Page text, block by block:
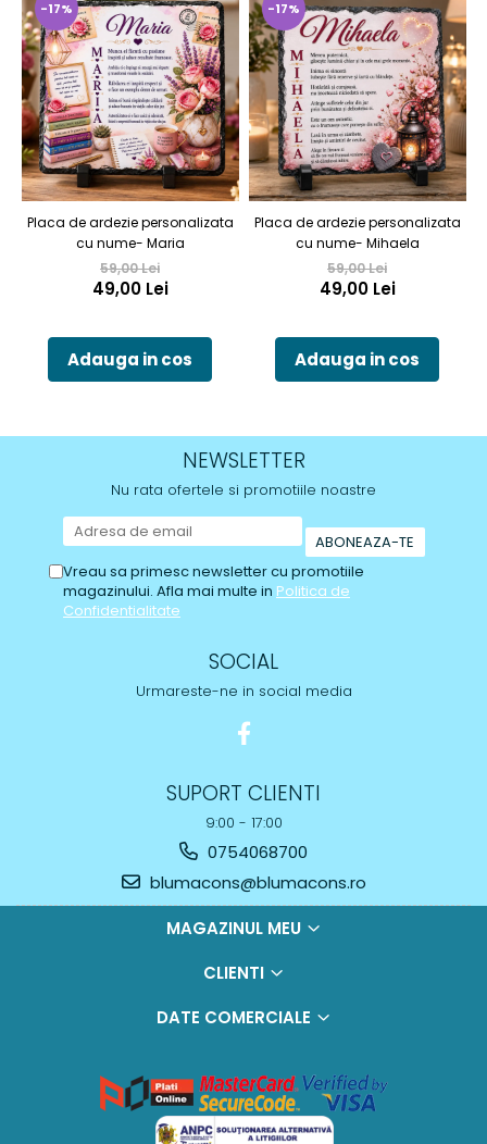
-17%
Placa de ardezie personalizata
cu nume- Maria
59,00 Lei
49,00 Lei
Adauga in cos
-17%
Placa de ardezie personalizata
cu nume- Mihaela
59,00 Lei
49,00 Lei
Adauga in cos
NEWSLETTER
Nu rata ofertele si promotiile noastre
Vreau sa primesc newsletter cu promotiile
magazinului. Afla mai multe in Politica de
Confidentialitate
SOCIAL
Urmareste-ne in social media
SUPORT CLIENTI
9:00 - 17:00
0754068700
blumacons@blumacons.ro
MAGAZINUL MEU
CLIENTI
DATE COMERCIALE